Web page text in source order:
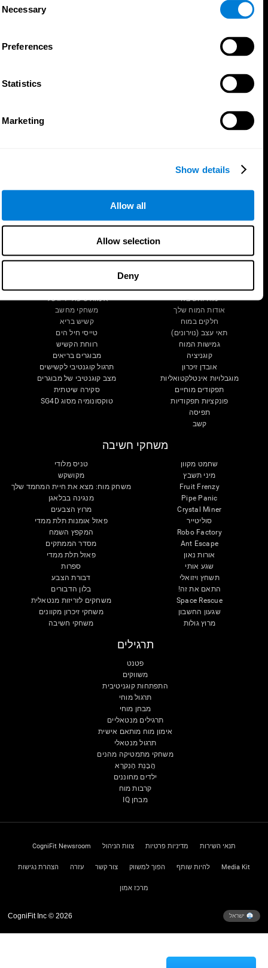
Selection
Necessary
Preferences
Statistics
Marketing
Show details
Allow all
Allow selection
Deny
עקוב אחרינו
מוח וחשיבה
אודות המוח שלך
חלקים במוח
תאי עצב (נוירונים)
גמישות המוח
קוגניציה
אובדן זיכרון
מוגבלויות אינטלקטואליות
תפקודים מוחיים
פונקציות תפקודיות
תפיסה
קשב
מחקר בריאות
אימות טיפולי דיגיטלי
משחקי מחשב
קשיש בריא
טייסי חיל הים
רווחת הקשיש
מבוגרים בריאים
תרגול קוגנטיבי לקשישים
מצב קוגנטיבי של מבוגרים
סקירה שיטתית
טוקסונומיה מסוג SG4D
משחקי חשיבה
שחמט מקוון
מיני תשבץ
Fruit Frenzy
Pipe Panic
Crystal Miner
סוליטייר
Robo Factory
Ant Escape
אורות נאון
שגע אותי
תשחץ ויזואלי
התאם את זה!
Space Rescue
שגעון החשבון
מרוץ גולות
טניס מלודי
מקושקש
משחק מוח: מצא את חיית המחמד שלך
מנגינה בבלאגן
מרוץ הצבעים
פאזל אומנות תלת ממדי
המקפץ השמח
מסדר הממתקים
פאזל תלת ממדי
ספרות
דבורת הצבע
בלון הדבורים
משחקים לזריזות מנטאלית
משחקי זיכרון מקוונים
משחקי חשיבה
תרגילים
פטנט
משווקים
התפתחות קוגניטיבית
תרגול מוחי
מבחן מוחי
תרגילים מנטאליים
אימון מוח מותאם אישית
תרגול מנטאלי
משחקי מתמטיקה מהנים
הֲבָנַת הָנִקרָא
ילדים מחוננים
קרבות מוח
מבחן IQ
תנאי השירות מדיניות פרטיות צוות הניהול CogniFit Newsroom
Media Kit להיות שותף הפוך למשווק צור קשר עזרה הצהרת נגישות
מרכז אמון
ישראל CogniFit Inc © 2026